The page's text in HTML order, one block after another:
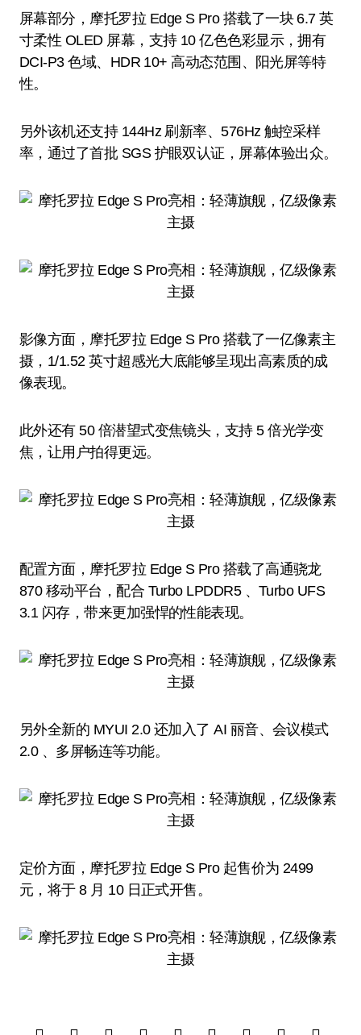
屏幕部分，摩托罗拉 Edge S Pro 搭载了一块 6.7 英
寸柔性 OLED 屏幕，支持 10 亿色色彩显示，拥有
DCI-P3 色域、HDR 10+ 高动态范围、阳光屏等特
性。
另外该机还支持 144Hz 刷新率、576Hz 触控采样
率，通过了首批 SGS 护眼双认证，屏幕体验出众。
影像方面，摩托罗拉 Edge S Pro 搭载了一亿像素主
摄，1/1.52 英寸超感光大底能够呈现出高素质的成
像表现。
此外还有 50 倍潜望式变焦镜头，支持 5 倍光学变
焦，让用户拍得更远。
配置方面，摩托罗拉 Edge S Pro 搭载了高通骁龙
870 移动平台，配合 Turbo LPDDR5 、Turbo UFS
3.1 闪存，带来更加强悍的性能表现。
另外全新的 MYUI 2.0 还加入了 AI 丽音、会议模式
2.0 、多屏畅连等功能。
定价方面，摩托罗拉 Edge S Pro 起售价为 2499
元，将于 8 月 10 日正式开售。